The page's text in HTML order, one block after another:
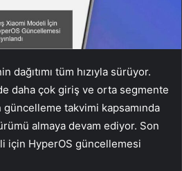
dağıtımı tüm hızıyla sürüyor.
daha çok giriş ve orta segmente
takvimi kapsamında
almaya devam ediyor. Son
için HyperOS güncellemesi